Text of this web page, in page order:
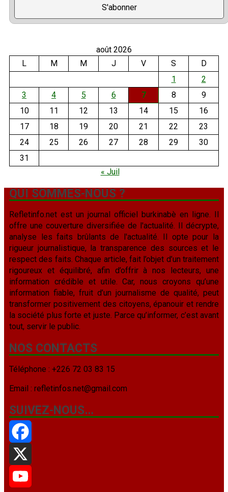
août 2026
L
M M J V S
D
1
2
3
4 5 6 7 8
9
10
11 12 13 14 15
16
17
18 19 20 21 22
23
24
25 26 27 28 29
30
31
« Juil
QUI SOMMES-NOUS ?
Refletinfo.net est un journal officiel burkinabè en ligne. Il
offre une couverture diversifiée de l'actualité. Il décrypte,
analyse les faits brûlants de l'actualité. Il opte pour la
rigueur journalistique, la transparence des sources et le
respect des faits. Chaque article, fait l’objet d’un traitement
rigoureux et équilibré, afin d’offrir à nos lecteurs, une
information crédible et utile. Car, nous croyons qu’une
information fiable, fruit d’un journalisme de qualité, peut
transformer positivement des citoyens, épanouir et rendre
la société plus forte et juste. Parce qu’informer, c’est avant
tout, servir le public.
NOS CONTACTS
Téléphone : +226 72 03 83 15
Email : refletinfos.net@gmail.com
SUIVEZ-NOUS…
Facebook
X